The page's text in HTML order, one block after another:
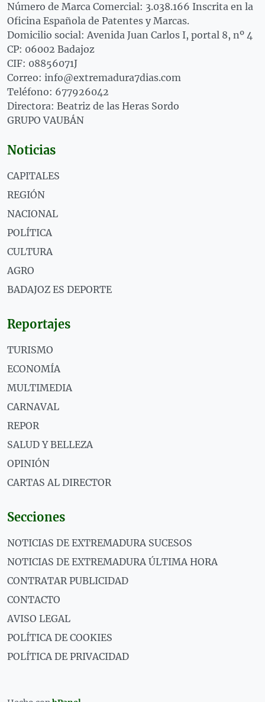
Número de Marca Comercial: 3.038.166 Inscrita en la
Oficina Española de Patentes y Marcas.
Domicilio social: Avenida Juan Carlos I, portal 8, nº 4
CP: 06002 Badajoz
CIF: 08856071J
Correo: info@extremadura7dias.com
Teléfono: 677926042
Directora: Beatriz de las Heras Sordo
GRUPO VAUBÁN
Noticias
CAPITALES
REGIÓN
NACIONAL
POLÍTICA
CULTURA
AGRO
BADAJOZ ES DEPORTE
Reportajes
TURISMO
ECONOMÍA
MULTIMEDIA
CARNAVAL
REPOR
SALUD Y BELLEZA
OPINIÓN
CARTAS AL DIRECTOR
Secciones
NOTICIAS DE EXTREMADURA SUCESOS
NOTICIAS DE EXTREMADURA ÚLTIMA HORA
CONTRATAR PUBLICIDAD
CONTACTO
AVISO LEGAL
POLÍTICA DE COOKIES
POLÍTICA DE PRIVACIDAD